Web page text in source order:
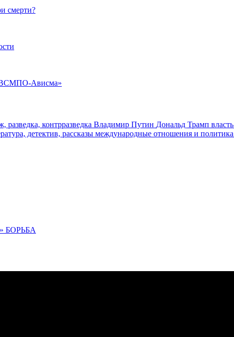
смерти?
«ВСМПО-Ависма»
разведка, контрразведка Владимир Путин Дональд Трамп власть
детектив, рассказы международные отношения и политика
БОРЬБА